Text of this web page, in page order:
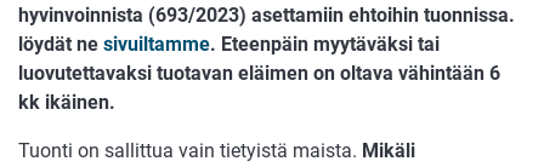
hyvinvoinnista (693/2023) asettamiin ehtoihin tuonnissa.
löydät ne sivuiltamme. Eteenpäin myytäväksi tai
luovutettavaksi tuotavan eläimen on oltava vähintään 6
kk ikäinen.
Tuonti on sallittua vain tietyistä maista. Mikäli